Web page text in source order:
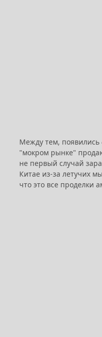
Между тем, появились
"мокром рынке"
не первый случай
Китае из-за летучих
что это все проделки